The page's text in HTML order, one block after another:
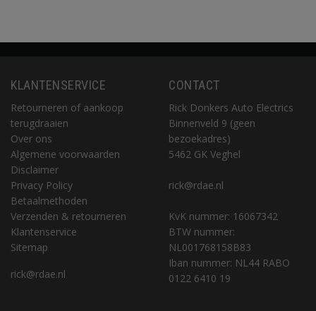
KLANTENSERVICE
Retourneren of aankoop
terugdraaien
Over ons
Algemene voorwaarden
Disclaimer
Privacy Policy
Betaalmethoden
Verzenden & retourneren
Klantenservice
Sitemap
rick@rdae.nl
CONTACT
Rick Donkers Auto Electrics
Binnenveld 9 (geen
bezoekadres)
5462 GK Veghel
rick@rdae.nl
KvK nummer: 16067342
BTW nummer:
NL001768158B83
Iban nummer: NL44 RABO
0122 6410 19